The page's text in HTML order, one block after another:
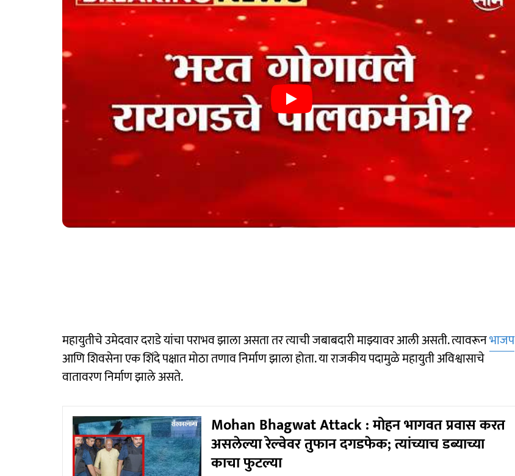
महायुतीचे उमेदवार दराडे यांचा पराभव झाला असता तर त्याची जबाबदारी माझ्यावर आली असती. त्यावरूनभाजप
आणि शिवसेना एक शिंदे पक्षात मोठा तणाव निर्माण झाला होता. या राजकीय पदामुळे महायुती अविश्वासाचे
वातावरण निर्माण झाले असते.
Mohan Bhagwat Attack : मोहन भागवत प्रवास करत
असलेल्या रेल्वेवर तुफान दगडफेक; त्यांच्याच डब्याच्या
काचा फुटल्या